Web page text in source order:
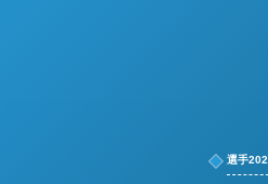
選手